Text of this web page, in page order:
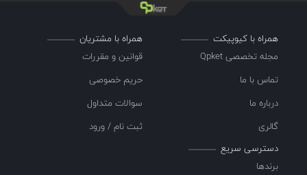
همراه با کیوپیکت
مجله تخصصی Qpket
تماس با ما
درباره ما
گالری
همراه با مشتریان
قوانین و مقررات
حریم خصوصی
سوالات متداول
ثبت نام / ورود
دسترسی سریع
برندها